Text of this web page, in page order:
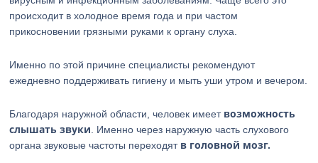
происходит в холодное время года и при частом
прикосновении грязными руками к органу слуха.
Именно по этой причине специалисты рекомендуют
ежедневно поддерживать гигиену и мыть уши утром и вечером.
Благодаря наружной области, человек имеет возможность
слышать звуки . Именно через наружную часть слухового
органа звуковые частоты переходят в головной мозг.